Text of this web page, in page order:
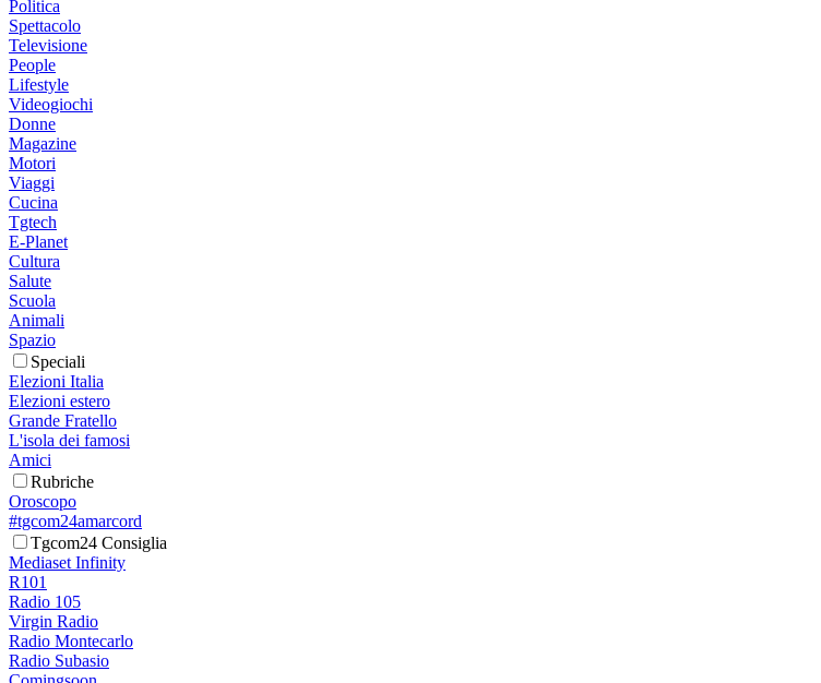
Politica
Spettacolo
Televisione
People
Lifestyle
Videogiochi
Donne
Magazine
Motori
Viaggi
Cucina
Tgtech
E-Planet
Cultura
Salute
Scuola
Animali
Spazio
Speciali
Elezioni Italia
Elezioni estero
Grande Fratello
L'isola dei famosi
Amici
Rubriche
Oroscopo
#tgcom24amarcord
Tgcom24 Consiglia
Mediaset Infinity
R101
Radio 105
Virgin Radio
Radio Montecarlo
Radio Subasio